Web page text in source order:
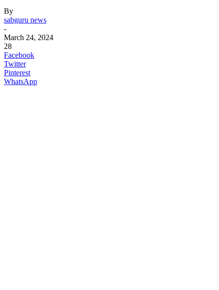
By
sabguru news
-
March 24, 2024
28
Facebook
Twitter
Pinterest
WhatsApp